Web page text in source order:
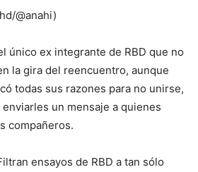
@anahi)
único ex integrante de RBD que no
la gira del reencuentro, aunque
todas sus razones para no unirse,
un mensaje a quienes
compañeros.
ensayos de RBD a tan sólo